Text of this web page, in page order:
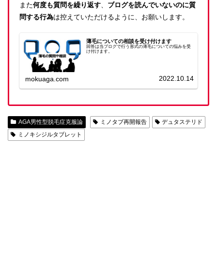
また何度も質問を繰り返す
ブログを読んでいないのに質
問する行為は控えていただけるように、お願いします。
薄毛についての相談を受け付けます
回答は当ブログで行う形式の薄毛についての悩みを受
け付けます。
mokuaga.com 2022.10.14
AGA男性型脱毛症克服論 ミノタブ再開報告
デュタステリド
ミノキシジルタブレット